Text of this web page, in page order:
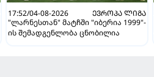
17:52/04-08-2026
ᲔᲕᲠᲝᲞᲐ ᲚᲘᲒᲐ
"ლარნესთან" მატჩში "იბერია 1999"-
ის შემადგენლობა ცნობილია